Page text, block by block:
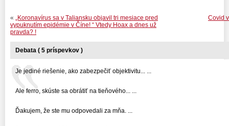
Covid
« „Koronavírus sa v Taliansku objavil tri mesiace pred
vypuknutím epidémie v Číne! “ Vtedy Hoax a dnes už
pravda? !
Debata ( 5 príspevkov )
Je jediné riešenie, ako zabezpečiť objektivitu... ...
Ale ferro, skúste sa obrátiť na tieňového... ...
Ďakujem, že ste mu odpovedali za mňa. ...